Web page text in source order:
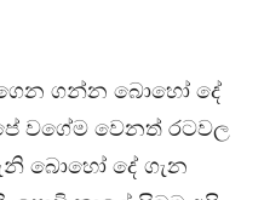
ගන්න බොහෝ දේ
වගේම වෙනත් රටවල
බොහෝ දේ ගැන